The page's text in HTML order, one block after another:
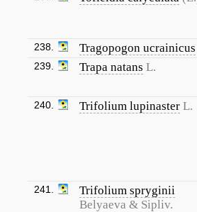
238. Tragopogon ucrainicus
239. Trapa natans L.
240. Trifolium lupinaster L.
241.
Trifolium spryginii
Belyaeva & Sipliv.